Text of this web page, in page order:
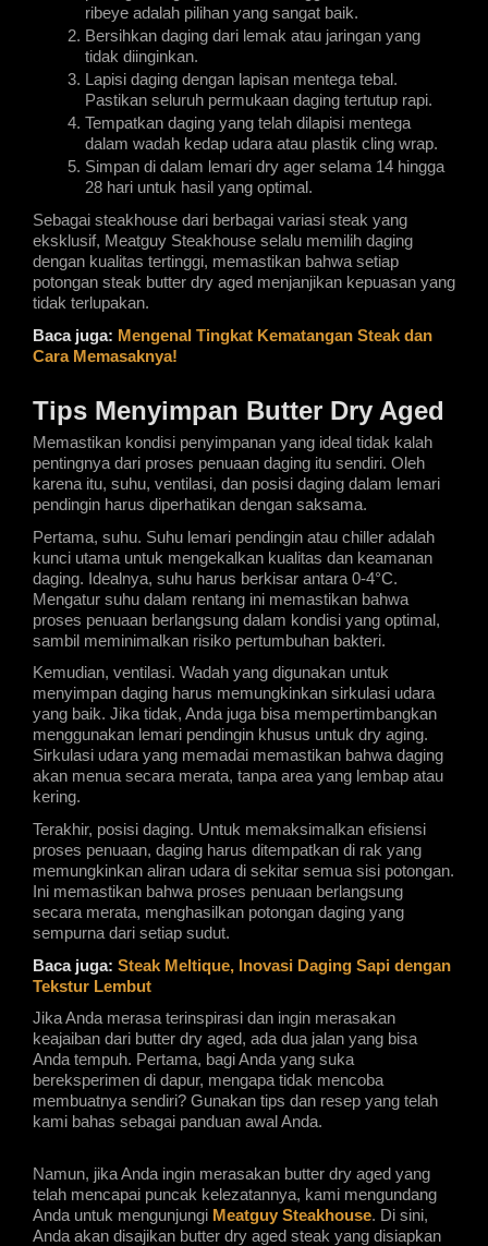
ribeye adalah pilihan yang sangat baik.
Bersihkan daging dari lemak atau jaringan yang
tidak diinginkan.
Lapisi daging dengan lapisan mentega tebal.
Pastikan seluruh permukaan daging tertutup rapi.
Tempatkan daging yang telah dilapisi mentega
dalam wadah kedap udara atau plastik cling wrap.
Simpan di dalam lemari dry ager selama 14 hingga
28 hari untuk hasil yang optimal.
Sebagai steakhouse dari berbagai variasi steak yang
eksklusif, Meatguy Steakhouse selalu memilih daging
dengan kualitas tertinggi, memastikan bahwa setiap
potongan steak butter dry aged menjanjikan kepuasan yang
tidak terlupakan.
Baca juga: Mengenal Tingkat Kematangan Steak dan
Cara Memasaknya!
Tips Menyimpan Butter Dry Aged
Memastikan kondisi penyimpanan yang ideal tidak kalah
pentingnya dari proses penuaan daging itu sendiri. Oleh
karena itu, suhu, ventilasi, dan posisi daging dalam lemari
pendingin harus diperhatikan dengan saksama.
Pertama, suhu. Suhu lemari pendingin atau chiller adalah
kunci utama untuk mengekalkan kualitas dan keamanan
daging. Idealnya, suhu harus berkisar antara 0-4°C.
Mengatur suhu dalam rentang ini memastikan bahwa
proses penuaan berlangsung dalam kondisi yang optimal,
sambil meminimalkan risiko pertumbuhan bakteri.
Kemudian, ventilasi. Wadah yang digunakan untuk
menyimpan daging harus memungkinkan sirkulasi udara
yang baik. Jika tidak, Anda juga bisa mempertimbangkan
menggunakan lemari pendingin khusus untuk dry aging.
Sirkulasi udara yang memadai memastikan bahwa daging
akan menua secara merata, tanpa area yang lembap atau
kering.
Terakhir, posisi daging. Untuk memaksimalkan efisiensi
proses penuaan, daging harus ditempatkan di rak yang
memungkinkan aliran udara di sekitar semua sisi potongan.
Ini memastikan bahwa proses penuaan berlangsung
secara merata, menghasilkan potongan daging yang
sempurna dari setiap sudut.
Baca juga: Steak Meltique, Inovasi Daging Sapi dengan
Tekstur Lembut
Jika Anda merasa terinspirasi dan ingin merasakan
keajaiban dari butter dry aged, ada dua jalan yang bisa
Anda tempuh. Pertama, bagi Anda yang suka
bereksperimen di dapur, mengapa tidak mencoba
membuatnya sendiri? Gunakan tips dan resep yang telah
kami bahas sebagai panduan awal Anda.
Namun, jika Anda ingin merasakan butter dry aged yang
telah mencapai puncak kelezatannya, kami mengundang
Anda untuk mengunjungi Meatguy Steakhouse. Di sini,
Anda akan disajikan butter dry aged steak yang disiapkan